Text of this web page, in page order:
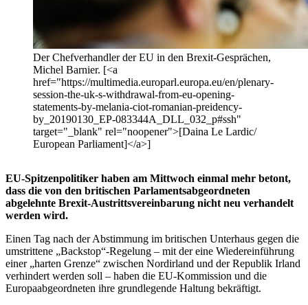
Der Chefverhandler der EU in den Brexit-Gesprächen,
Michel Barnier. [<a
href="https://multimedia.europarl.europa.eu/en/plenary-
session-the-uk-s-withdrawal-from-eu-opening-
statements-by-melania-ciot-romanian-preidency-
by_20190130_EP-083344A_DLL_032_p#ssh"
target="_blank" rel="noopener">[Daina Le Lardic/
European Parliament]</a>]
EU-Spitzenpolitiker haben am Mittwoch einmal mehr betont,
dass die von den britischen Parlamentsabgeordneten
abgelehnte Brexit-Austrittsvereinbarung nicht neu verhandelt
werden wird.
Einen Tag nach der Abstimmung im britischen Unterhaus gegen die
umstrittene „Backstop“-Regelung – mit der eine Wiedereinführung
einer „harten Grenze“ zwischen Nordirland und der Republik Irland
verhindert werden soll – haben die EU-Kommission und die
Europaabgeordneten ihre grundlegende Haltung bekräftigt.